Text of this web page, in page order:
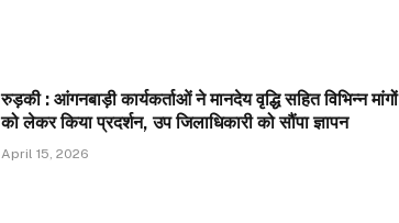
रुड़की : आंगनबाड़ी कार्यकर्ताओं ने मानदेय वृद्धि सहित विभिन्न मांगों
को लेकर किया प्रदर्शन, उप जिलाधिकारी को सौंपा ज्ञापन
April 15, 2026